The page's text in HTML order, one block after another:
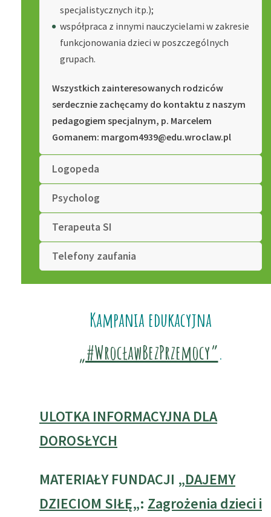
specjalistycznych itp.);
współpraca z innymi nauczycielami w zakresie
funkcjonowania dzieci w poszczególnych
grupach.
Wszystkich zainteresowanych rodziców
serdecznie zachęcamy do kontaktu z naszym
pedagogiem specjalnym, p. Marcelem
Gomanem: margom4939@edu.wroclaw.pl
Logopeda
Psycholog
Terapeuta SI
Telefony zaufania
Kampania edukacyjna
„#WrocławBezPrzemocy”.
ULOTKA INFORMACYJNA DLA
DOROSŁYCH
MATERIAŁY FUNDACJI „DAJEMY
DZIECIOM SIŁĘ„: Zagrożenia dzieci i